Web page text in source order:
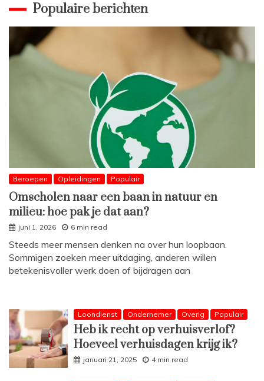
Populaire berichten
Beroepen Opleidingen Populair
Omscholen naar een baan in natuur en
milieu: hoe pak je dat aan?
juni 1, 2026 6 min read
Steeds meer mensen denken na over hun loopbaan.
Sommigen zoeken meer uitdaging, anderen willen
betekenisvoller werk doen of bijdragen aan
Loondienst Ondernemer Overig Populair
Heb ik recht op verhuisverlof?
Hoeveel verhuisdagen krijg ik?
januari 21, 2025 4 min read